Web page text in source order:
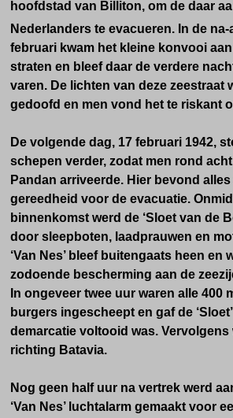
hoofdstad van Billiton, om de daar
Nederlanders te evacueren. In de
februari kwam het kleine konvooi
straten en bleef daar de verdere
varen. De lichten van deze zeestraat
gedoofd en men vond het te riskant
De volgende dag, 17 februari 1942,
schepen verder, zodat men rond
Pandan arriveerde. Hier bevond
gereedheid voor de evacuatie.
binnenkomst werd de ‘Sloet van de
door sleepboten, laadprauwen en
‘Van Nes’ bleef buitengaats heen en
zodoende bescherming aan de
In ongeveer twee uur waren alle 400
burgers ingescheept en gaf de
demarcatie voltooid was. Vervolgens
richting Batavia.
Nog geen half uur na vertrek werd
‘Van Nes’ luchtalarm gemaakt voor